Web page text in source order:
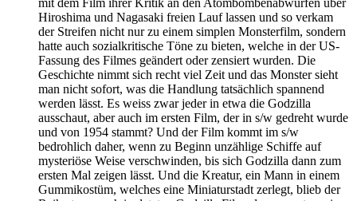
Hiroshima und Nagasaki freien Lauf lassen und so verkam
der Streifen nicht nur zu einem simplen Monsterfilm, sondern
hatte auch sozialkritische Töne zu bieten, welche in der US-
Fassung des Filmes geändert oder zensiert wurden. Die
Geschichte nimmt sich recht viel Zeit und das Monster sieht
man nicht sofort, was die Handlung tatsächlich spannend
werden lässt. Es weiss zwar jeder in etwa die Godzilla
ausschaut, aber auch im ersten Film, der in s/w gedreht wurde
und von 1954 stammt? Und der Film kommt im s/w
bedrohlich daher, wenn zu Beginn unzählige Schiffe auf
mysteriöse Weise verschwinden, bis sich Godzilla dann zum
ersten Mal zeigen lässt. Und die Kreatur, ein Mann in einem
Gummikostüm, welches eine Miniaturstadt zerlegt, blieb der